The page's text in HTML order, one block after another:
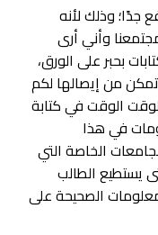
وذلك لأنه
وأني أرى
بحبر على الورق،
من إيصالها لكم
الوقت في كتابة
في هذا
الخاصة التي
يستطيع الطالب
الصحيحة على